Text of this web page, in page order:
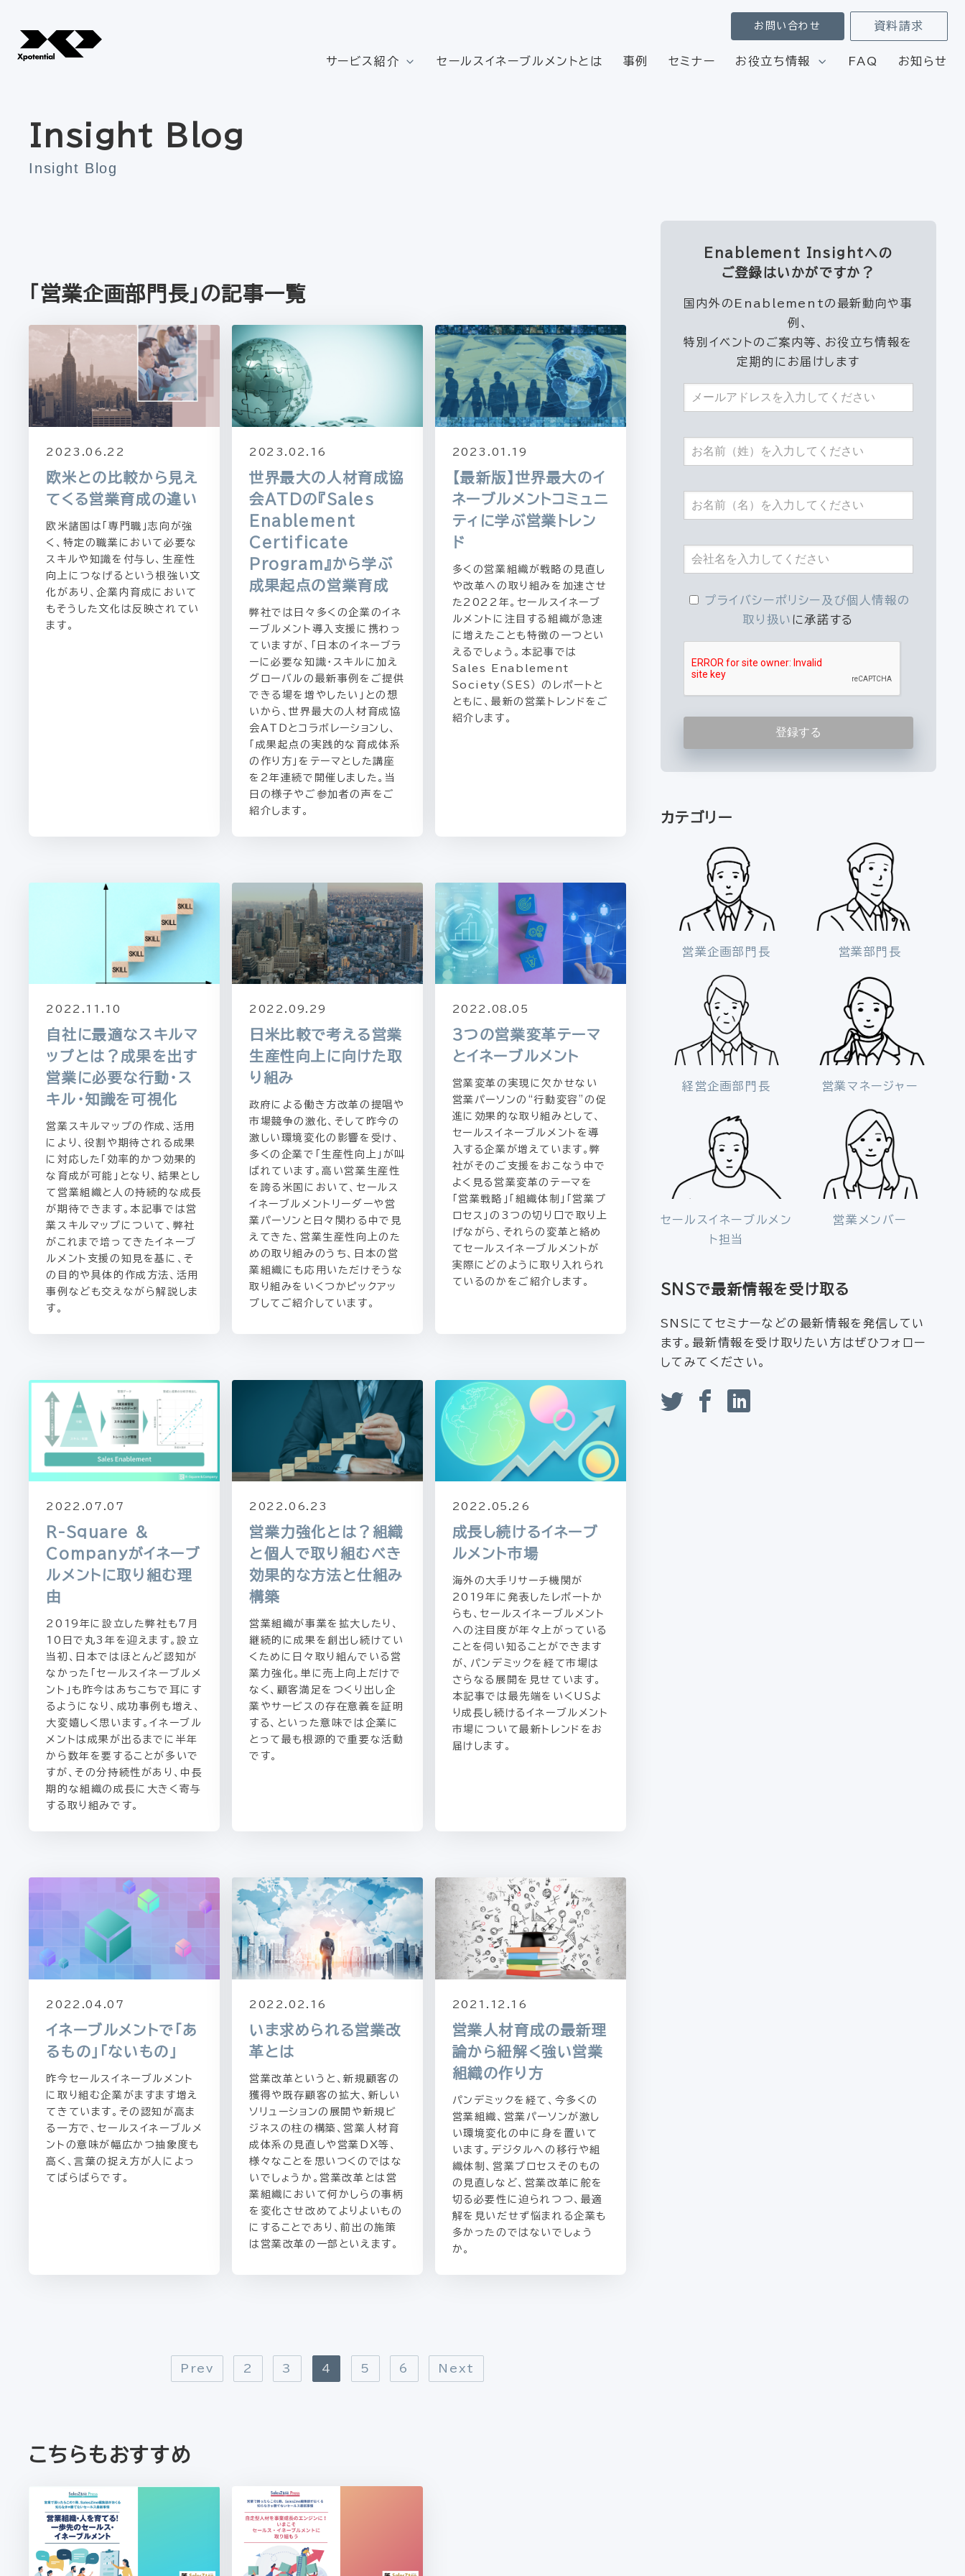
サービス紹介 セールスイネーブルメントとは 事例 セミナー お役立ち情報 FAQ お知らせ
お問い合わせ 資料請求
Insight Blog
Insight Blog
「営業企画部門長」の記事一覧
2023.06.22
欧米との比較から見え
てくる営業育成の違い
欧米諸国は「専門職」志向が強
く、特定の職業において必要な
スキルや知識を付与し、生産性
向上につなげるという根強い文
化があり、企業内育成において
もそうした文化は反映されてい
ます。
2023.02.16
世界最大の人材育成協
会ATDの『Sales
Enablement
Certificate
Program』から学ぶ
成果起点の営業育成
弊社では日々多くの企業のイネ
ーブルメント導入支援に携わっ
ていますが、「日本のイネーブラ
ーに必要な知識・スキルに加え
グローバルの最新事例をご提供
できる場を増やしたい」との想
いから、世界最大の人材育成協
会ATDとコラボレーションし、
「成果起点の実践的な育成体系
の作り方」をテーマとした講座
を2年連続で開催しました。当
日の様子やご参加者の声をご
紹介します。
2023.01.19
【最新版】世界最大のイ
ネーブルメントコミュニ
ティに学ぶ営業トレン
ド
多くの営業組織が戦略の見直し
や改革への取り組みを加速させ
た2022年。セールスイネーブ
ルメントに注目する組織が急速
に増えたことも特徴の一つとい
えるでしょう。本記事では
Sales Enablement
Society（SES） のレポートと
ともに、最新の営業トレンドをご
紹介します。
2022.11.10
自社に最適なスキルマ
ップとは？成果を出す
営業に必要な行動・ス
キル・知識を可視化
営業スキルマップの作成、活用
により、役割や期待される成果
に対応した「効率的かつ効果的
な育成が可能」となり、結果とし
て営業組織と人の持続的な成長
が期待できます。本記事では営
業スキルマップについて、弊社
がこれまで培ってきたイネーブ
ルメント支援の知見を基に、そ
の目的や具体的作成方法、活用
事例なども交えながら解説しま
す。
2022.09.29
日米比較で考える営業
生産性向上に向けた取
り組み
政府による働き方改革の提唱や
市場競争の激化、そして昨今の
激しい環境変化の影響を受け、
多くの企業で「生産性向上」が叫
ばれています。高い営業生産性
を誇る米国において、セールス
イネーブルメントリーダーや営
業パーソンと日々関わる中で見
えてきた、営業生産性向上のた
めの取り組みのうち、日本の営
業組織にも応用いただけそうな
取り組みをいくつかピックアッ
プしてご紹介しています。
2022.08.05
3つの営業変革テーマ
とイネーブルメント
営業変革の実現に欠かせない
営業パーソンの“行動変容”の促
進に効果的な取り組みとして、
セールスイネーブルメントを導
入する企業が増えています。弊
社がそのご支援をおこなう中で
よく見る営業変革のテーマを
「営業戦略」「組織体制」「営業プ
ロセス」の3つの切り口で取り上
げながら、それらの変革と絡め
てセールスイネーブルメントが
実際にどのように取り入れられ
ているのかをご紹介します。
2022.07.07
R-Square &
Companyがイネーブ
ルメントに取り組む理
由
2019年に設立した弊社も7月
10日で丸3年を迎えます。設立
当初、日本ではほとんど認知が
なかった「セールスイネーブルメ
ント」も昨今はあちこちで耳にす
るようになり、成功事例も増え、
大変嬉しく思います。イネーブル
メントは成果が出るまでに半年
から数年を要することが多いで
すが、その分持続性があり、中長
期的な組織の成長に大きく寄与
する取り組みです。
2022.06.23
営業力強化とは？組織
と個人で取り組むべき
効果的な方法と仕組み
構築
営業組織が事業を拡大したり、
継続的に成果を創出し続けてい
くために日々取り組んでいる営
業力強化。単に売上向上だけで
なく、顧客満足をつくり出し企
業やサービスの存在意義を証明
する、といった意味では企業に
とって最も根源的で重要な活動
です。
2022.05.26
成長し続けるイネーブ
ルメント市場
海外の大手リサーチ機関が
2019年に発表したレポートか
らも、セールスイネーブルメント
への注目度が年々上がっている
ことを伺い知ることができます
が、パンデミックを経て市場は
さらなる展開を見せています。
本記事では最先端をいくUSよ
り成長し続けるイネーブルメント
市場について最新トレンドをお
届けします。
2022.04.07
イネーブルメントで「あ
るもの」「ないもの」
昨今セールスイネーブルメント
に取り組む企業がますます増え
てきています。その認知が高ま
る一方で、セールスイネーブルメ
ントの意味が幅広かつ抽象度も
高く、言葉の捉え方が人によっ
てばらばらです。
2022.02.16
いま求められる営業改
革とは
営業改革というと、新規顧客の
獲得や既存顧客の拡大、新しい
ソリューションの展開や新規ビ
ジネスの柱の構築、営業人材育
成体系の見直しや営業DX等、
様々なことを思いつくのではな
いでしょうか。営業改革とは営
業組織において何かしらの事柄
を変化させ改めてよりよいもの
にすることであり、前出の施策
は営業改革の一部といえます。
2021.12.16
営業人材育成の最新理
論から紐解く強い営業
組織の作り方
パンデミックを経て、今多くの
営業組織、営業パーソンが激し
い環境変化の中に身を置いて
います。デジタルへの移行や組
織体制、営業プロセスそのもの
の見直しなど、営業改革に舵を
切る必要性に迫られつつ、最適
解を見いだせず悩まれる企業も
多かったのではないでしょう
か。
Prev 2 3 4 5 6 Next
こちらもおすすめ
Enablement Insightへの
ご登録はいかがですか？
国内外のEnablementの最新動向や事
例、
特別イベントのご案内等、お役立ち情報を
定期的にお届けします
プライバシーポリシー及び個人情報の
取り扱い に承諾する
カテゴリー
営業企画部門長 営業部門長
経営企画部門長 営業マネージャー
セールスイネーブルメン
ト担当
営業メンバー
SNSで最新情報を受け取る
SNSにてセミナーなどの最新情報を発信してい
ます。最新情報を受け取りたい方はぜひフォロー
してみてください。